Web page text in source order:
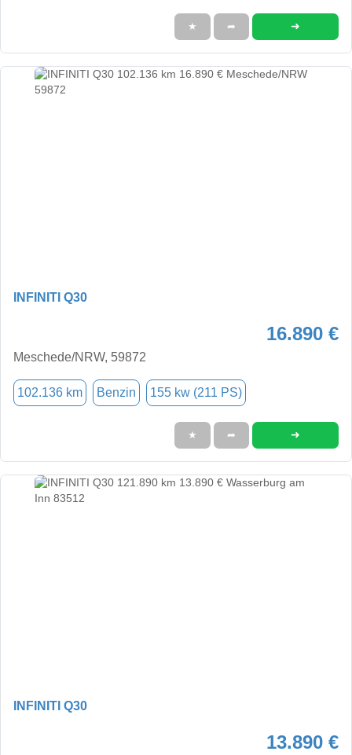
★ ➦ ➜
INFINITI Q30
16.890 €
Meschede/NRW, 59872
102.136 km Benzin 155 kw (211 PS)
★ ➦ ➜
INFINITI Q30
13.890 €